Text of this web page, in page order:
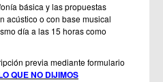
básica y las propuestas
acústico o con base musical
día a las 15 horas como
previa mediante formulario
QUE NO DIJIMOS